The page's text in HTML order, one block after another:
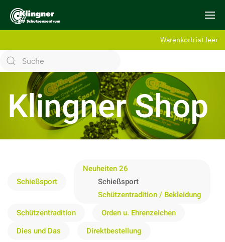
Warenkorb ist leer
Klingner Shop
Schießsport
Neuheiten 26
Schießsport
Schützentradition / Bekleidung
Schützentradition
Orden u. Ehrenzeichen
Dies und Das
Direktbestellung